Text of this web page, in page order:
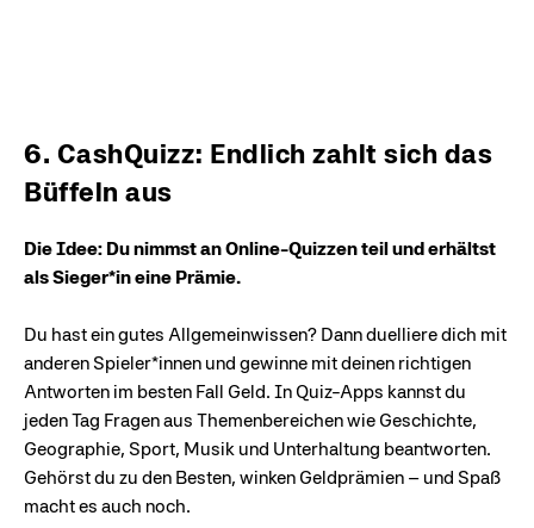
6. CashQuizz: Endlich zahlt sich das
Büffeln aus
Die Idee: Du nimmst an Online-Quizzen teil und erhältst
als Sieger*in eine Prämie.
Du hast ein gutes Allgemeinwissen? Dann duelliere dich mit
anderen Spieler*innen und gewinne mit deinen richtigen
Antworten im besten Fall Geld. In Quiz-Apps kannst du
jeden Tag Fragen aus Themenbereichen wie Geschichte,
Geographie, Sport, Musik und Unterhaltung beantworten.
Gehörst du zu den Besten, winken Geldprämien – und Spaß
macht es auch noch.